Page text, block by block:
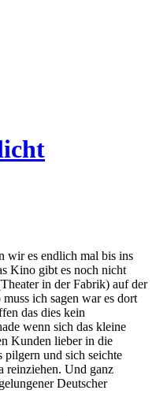
wir es endlich mal bis ins
Kino gibt es noch nicht
in der Fabrik) auf der
ich sagen war es dort
das dies kein
wenn sich das kleine
Kunden lieber in die
und sich seichte
reinziehen. Und ganz
Deutscher